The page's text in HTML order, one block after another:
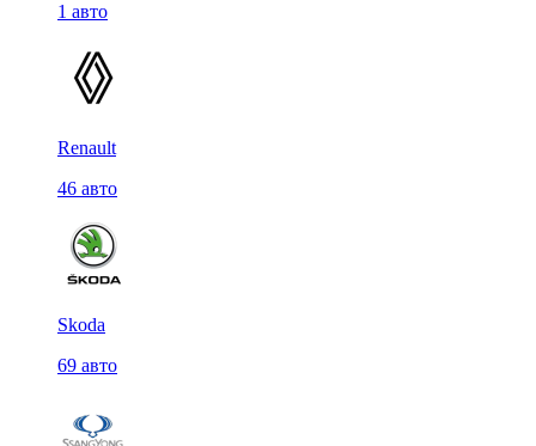
1 авто
Renault
46 авто
Skoda
69 авто